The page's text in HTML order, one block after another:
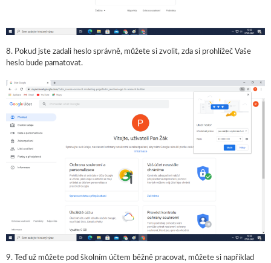
8. Pokud jste zadali heslo správně, můžete si zvolit, zda si prohlížeč Vaše
heslo bude pamatovat.
9. Teď už můžete pod školním účtem běžně pracovat, můžete si například